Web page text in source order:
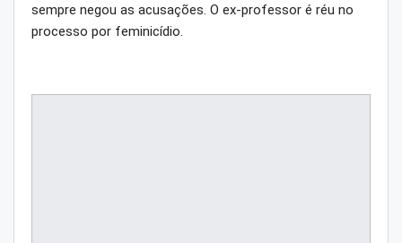
sempre negou as acusações. O ex-professor é réu no
processo por feminicídio.